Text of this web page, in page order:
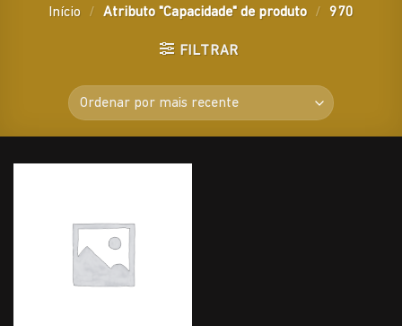
Início / Atributo "Capacidade" de produto / 970
FILTRAR